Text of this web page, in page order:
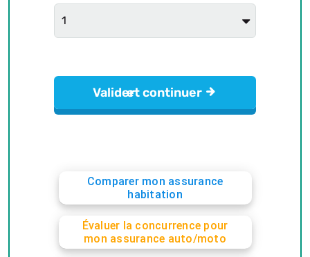
Comparer mon assurance
habitation
Évaluer la concurrence pour
mon assurance auto/moto